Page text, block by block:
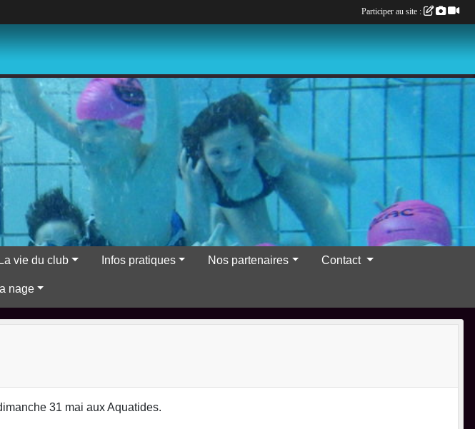
La vie du club Infos pratiques Nos partenaires Contact
nage
31 mai aux Aquatides.
Participer au site :